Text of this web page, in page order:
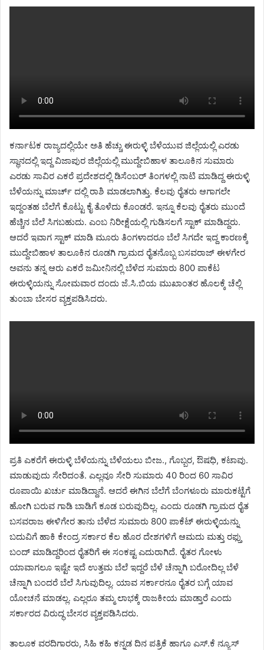
ಕರ್ನಾಟಕ ರಾಜ್ಯದಲ್ಲಿಯೇ ಅತಿ ಹೆಚ್ಚು ಈರುಳ್ಳಿ ಬೆಳೆಯುವ ಜಿಲ್ಲೆಯಲ್ಲಿ ಎರಡು
ಸ್ಥಾನದಲ್ಲಿ ಇದ್ದ ವಿಜಾಪುರ ಜಿಲ್ಲೆಯಲ್ಲಿ ಮುದ್ದೇಬಿಹಾಳ ತಾಲೂಕಿನ ಸುಮಾರು
ಎರಡು ಸಾವಿರ ಎಕರೆ ಪ್ರದೇಶದಲ್ಲಿ ಡಿಸೆಂಬರ್ ತಿಂಗಳಲ್ಲಿ ನಾಟಿ ಮಾಡಿದ್ದ ಈರುಳ್ಳಿ
ಬೆಳೆಯನ್ನು ಮಾರ್ಚ್ ದಲ್ಲಿ ರಾಶಿ ಮಾಡಲಾಗಿತ್ತು. ಕೆಲವು ರೈತರು ಆಗಾಗಲೇ
ಇದ್ದಂತಹ ಬೆಲೆಗೆ ಕೊಟ್ಟು ಕೈ ತೊಳೆದು ಕೊಂಡರೆ. ಇನ್ನೂ ಕೆಲವು ರೈತರು ಮುಂದೆ
ಹೆಚ್ಚಿನ ಬೆಲೆ ಸಿಗಬಹುದು. ಎಂಬ ನಿರೀಕ್ಷೆಯಲ್ಲಿ ಗುಡಿಸಲಗೆ ಸ್ಟಾಕ್ ಮಾಡಿದ್ದರು.
ಆದರೆ ಇವಾಗ ಸ್ಟಾಕ್ ಮಾಡಿ ಮೂರು ತಿಂಗಳಾದರೂ ಬೆಲೆ ಸಿಗದೇ ಇದ್ದ ಕಾರಣಕ್ಕೆ
ಮುದ್ದೇಬಿಹಾಳ ತಾಲೂಕಿನ ರೂಡಗಿ ಗ್ರಾಮದ ರೈತನೊಬ್ಬ ಬಸವರಾಜ್ ಈಳಗೇರ
ಅವನು ತನ್ನ ಆರು ಎಕರೆ ಜಮೀನಿನಲ್ಲಿ ಬೆಳೆದ ಸುಮಾರು 800 ಪಾಕೆಟ
ಈರುಳ್ಳಿಯನ್ನು ಸೋಮವಾರ ದಂದು ಜೆ.ಸಿ.ಬಿಯ ಮುಖಾಂತರ ಹೊಲಕ್ಕೆ ಚೆಲ್ಲಿ
ತುಂಬಾ ಬೇಸರ ವ್ಯಕ್ತಪಡಿಸಿದರು.
ಪ್ರತಿ ಎಕರೆಗೆ ಈರುಳ್ಳಿ ಬೆಳೆಯನ್ನು ಬೆಳೆಯಲು ಬೀಜ., ಗೊಬ್ಬರ, ಔಷಧಿ, ಕಟಾವು.
ಮಾಡುವುದು ಸೇರಿದಂತೆ. ಎಲ್ಲವೂ ಸೇರಿ ಸುಮಾರು 40 ರಿಂದ 60 ಸಾವಿರ
ರೂಪಾಯಿ ಖರ್ಚು ಮಾಡಿದ್ದಾನೆ. ಆದರೆ ಈಗಿನ ಬೆಲೆಗೆ ಬೆಂಗಳೂರು ಮಾರುಕಟ್ಟೆಗೆ
ಹೋಗಿ ಬರುವ ಗಾಡಿ ಬಾಡಿಗೆ ಕೂಡ ಬರುವುದಿಲ್ಲ. ಎಂದು ರೂಡಗಿ ಗ್ರಾಮದ ರೈತ
ಬಸವರಾಜ ಈಳಿಗೇರ ತಾನು ಬೆಳೆದ ಸುಮಾರು 800 ಪಾಕೆಟ್ ಈರುಳ್ಳಿಯನ್ನು
ಬದುವಿಗೆ ಹಾಕಿ ಕೇಂದ್ರ ಸರ್ಕಾರ ಕೆಲ ಹೊರ ದೇಶಗಳಿಗೆ ಆಮದು ಮತ್ತು ರಫ್ತು
ಬಂದ್ ಮಾಡಿದ್ದರಿಂದ ರೈತರಿಗೆ ಈ ಸಂಕಷ್ಟ ಎದುರಾಗಿದೆ. ರೈತರ ಗೋಳು
ಯಾವಾಗಲೂ ಇಷ್ಟೇ ಇದೆ ಉತ್ತಮ ಬೆಲೆ ಇದ್ದರೆ ಬೆಳೆ ಚೆನ್ನಾಗಿ ಬರೋದಿಲ್ಲ ಬೆಳೆ
ಚೆನ್ನಾಗಿ ಬಂದರೆ ಬೆಲೆ ಸಿಗುವುದಿಲ್ಲ. ಯಾವ ಸರ್ಕಾರನೂ ರೈತರ ಬಗ್ಗೆ ಯಾವ
ಯೋಚನೆ ಮಾಡಲ್ಲ. ಎಲ್ಲರೂ ತಮ್ಮ ಲಾಭಕ್ಕೆ ರಾಜಕೀಯ ಮಾಡ್ತಾರೆ ಎಂದು
ಸರ್ಕಾರದ ವಿರುದ್ಧ ಬೇಸರ ವ್ಯಕ್ತಪಡಿಸಿದರು.
ತಾಲೂಕ ವರದಿಗಾರರು, ಸಿಹಿ ಕಹಿ ಕನ್ನಡ ದಿನ ಪತ್ರಿಕೆ ಹಾಗೂ ಎಸ್.ಕೆ ನ್ಯೂಸ್